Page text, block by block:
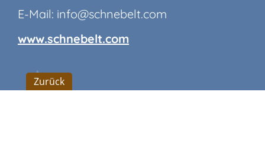
E-Mail: info@schnebelt.com
www.schnebelt.com
Zurück